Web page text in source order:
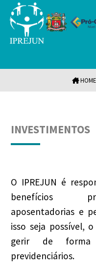
HOME
INVESTIMENTOS
O IPREJUN é
benefícios
aposentadorias e
isso seja possível,
gerir de forma
previdenciários.